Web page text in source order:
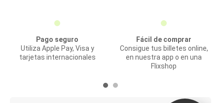
Pago seguro
Utiliza Apple Pay, Visa y
tarjetas internacionales
Fácil de comprar
Consigue tus billetes online,
en nuestra app o en una
Flixshop